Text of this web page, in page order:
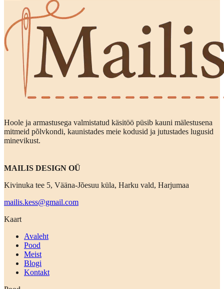
Hoole ja armastusega valmistatud käsitöö püsib kauni mälestusena
mitmeid põlvkondi, kaunistades meie kodusid ja jutustades lugusid
minevikust.
MAILIS DESIGN OÜ
Kivinuka tee 5, Vääna-Jõesuu küla, Harku vald, Harjumaa
mailis.kess@gmail.com
Kaart
Avaleht
Pood
Meist
Blogi
Kontakt